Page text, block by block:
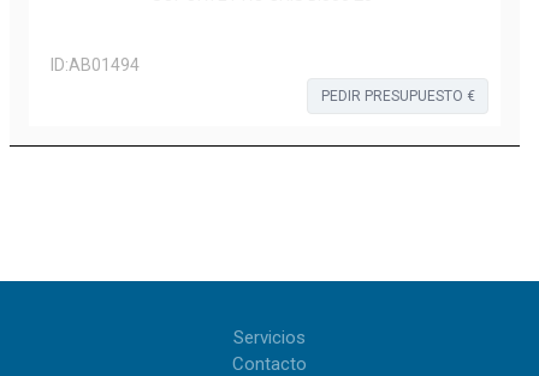
ID:AB01494
PEDIR PRESUPUESTO €
Servicios
Contacto